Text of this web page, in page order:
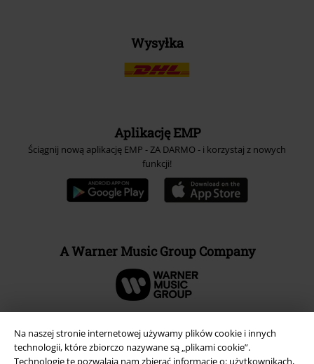
Na naszej stronie internetowej używamy plików cookie i innych
technologii, które zbiorczo nazywane są „plikami cookie”.
Technologie te pozwalają nam zbierać informacje o: użytkownikach,
Wysyłka
Aplikację EMP
Ściągnij nową aplikację EMP - ZA DARMO - i korzystaj z nowych
funkcji!
A Warner Music Group Company